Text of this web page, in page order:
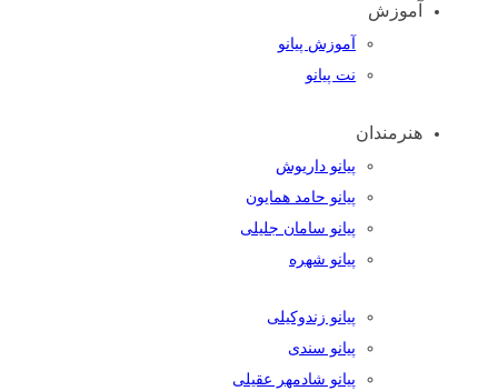
آموزش
آموزش پیانو
نت پیانو
هنرمندان
پیانو داریوش
پیانو حامد همایون
پیانو سامان جلیلی
پیانو شهره
پیانو زندوکیلی
پیانو سندی
پیانو شادمهر عقیلی